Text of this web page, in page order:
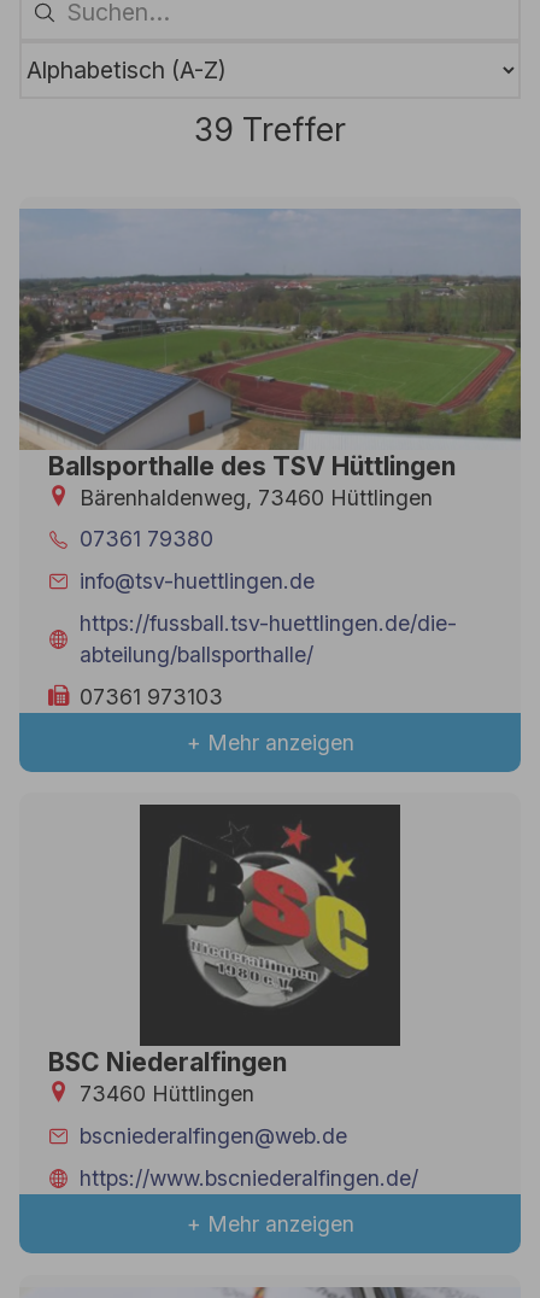
39 Treffer
Ballsporthalle des TSV Hüttlingen
Bärenhaldenweg, 73460 Hüttlingen
07361 79380
info@tsv-huettlingen.de
https://fussball.tsv-huettlingen.de/die-
abteilung/ballsporthalle/
07361 973103
+ Mehr anzeigen
BSC Niederalfingen
73460 Hüttlingen
bscniederalfingen@web.de
https://www.bscniederalfingen.de/
+ Mehr anzeigen